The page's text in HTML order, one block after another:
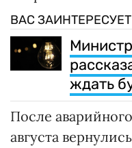
ВАС ЗАИНТЕРЕСУЕТ
ждать
После
августа